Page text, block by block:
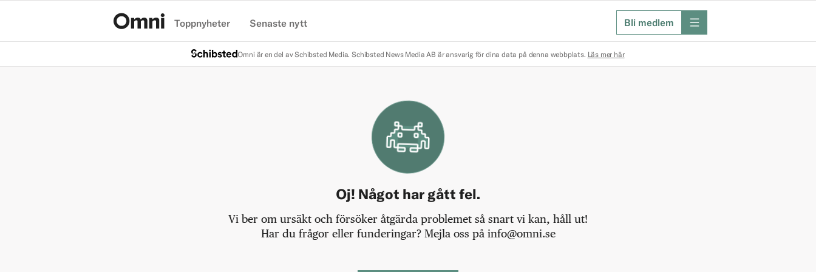
Toppnyheter Senaste nytt Bli medlem meny
Omni är en del av Schibsted Media. Schibsted News Media AB är ansvarig för dina data på denna webbplats. Läs mer här
Oj! Något har gått fel.
Vi ber om ursäkt och försöker åtgärda problemet så snart vi kan, håll ut!
Har du frågor eller funderingar? Mejla oss på info@omni.se